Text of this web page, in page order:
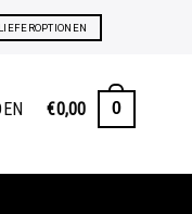
€0,00 0